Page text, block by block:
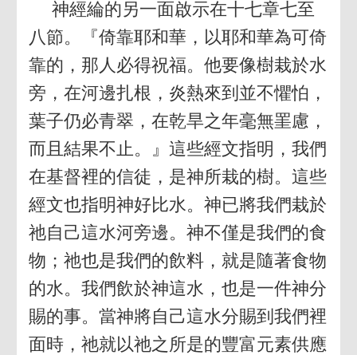
神經綸的另一面啟示在十七章七至
八節。『倚靠耶和華，以耶和華為可倚
靠的，那人必得祝福。他要像樹栽於水
旁，在河邊扎根，炎熱來到並不懼怕，
葉子仍必青翠，在乾旱之年毫無罣慮，
而且結果不止。』這些經文指明，我們
在基督裡的信徒，是神所栽的樹。這些
經文也指明神好比水。神已將我們栽於
祂自己這水河旁邊。神不僅是我們的食
物；祂也是我們的飲料，就是隨著食物
的水。我們飲於神這水，也是一件神分
賜的事。當神將自己這水分賜到我們裡
面時，祂就以祂之所是的豐富元素供應